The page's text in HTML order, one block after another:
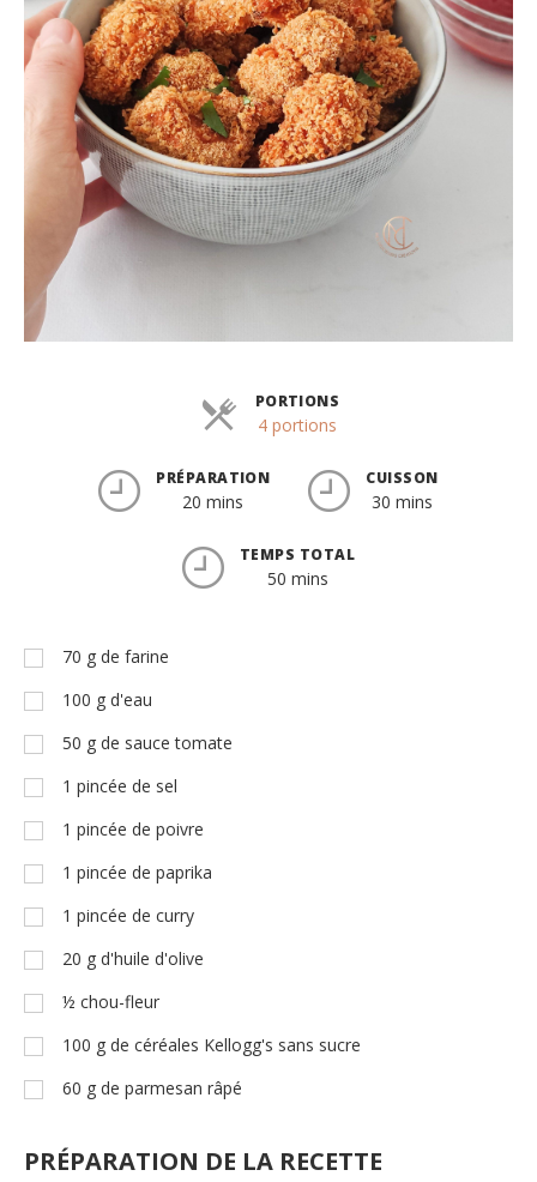
PORTIONS
4 portions
PRÉPARATION
20 mins
CUISSON
30 mins
TEMPS TOTAL
50 mins
70 g de farine
100 g d'eau
50 g de sauce tomate
1 pincée de sel
1 pincée de poivre
1 pincée de paprika
1 pincée de curry
20 g d'huile d'olive
½ chou-fleur
100 g de céréales Kellogg's sans sucre
60 g de parmesan râpé
PRÉPARATION DE LA RECETTE